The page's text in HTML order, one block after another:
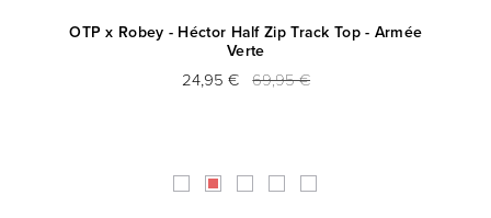
OTP x Robey - Héctor Half Zip Track Top - Armée
Verte
24,95 € 69,95 €